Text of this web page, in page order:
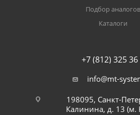
Подбор аналогов
Каталоги
+7 (812) 325 36
info@mt-
198095, Санкт-
Калинина, д. 13 (м.